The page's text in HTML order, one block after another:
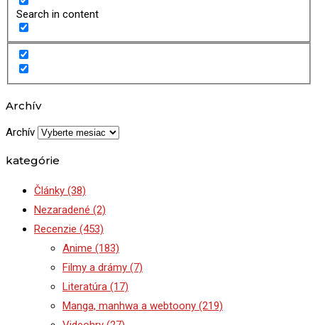
Search in content
Archív
Archív
kategórie
Články (38)
Nezaradené (2)
Recenzie (453)
Anime (183)
Filmy a drámy (7)
Literatúra (17)
Manga, manhwa a webtoony (219)